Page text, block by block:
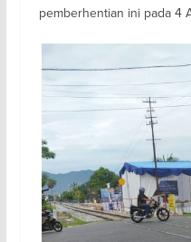
pemberhentian ini pada 4